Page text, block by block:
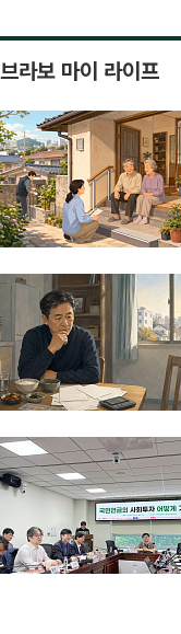
브라보 마이 라이프